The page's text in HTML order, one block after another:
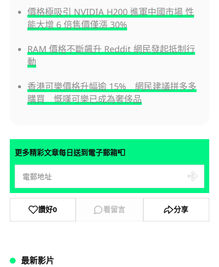
價格極吸引 NVIDIA H200 進軍中國市場 性
能大增 6 倍售價僅漲 30%
RAM 價格不斷飆升 Reddit 網民發起抵制行
動
香港可樂價格升幅逾 15% 網民建議拼多多
購買 慨嘆可樂已成為奢侈品
更多精彩文章每日送到電子郵箱📮
讚好0 看留言 分享
最新影片